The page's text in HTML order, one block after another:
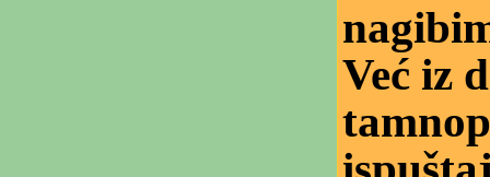
Već iz